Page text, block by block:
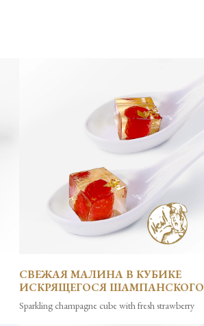
СВЕЖАЯ МАЛИНА В КУБИКЕ
ИСКРЯЩЕГОСЯ ШАМПАНСКОГО
Sparkling champagne cube with fresh strawberry